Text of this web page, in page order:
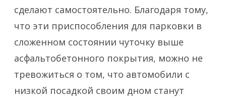
сделают самостоятельно. Благодаря тому,
что эти приспособления для парковки в
сложенном состоянии чуточку выше
асфальтобетонного покрытия, можно не
тревожиться о том, что автомобили с
низкой посадкой своим дном станут